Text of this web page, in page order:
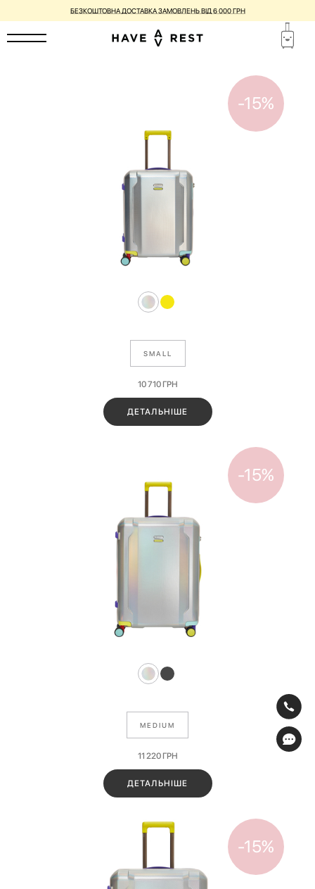
БЕЗКОШТОВНА ДОСТАВКА ЗАМОВЛЕНЬ ВІД 6 000 ГРН
-15%
SMALL
10 710 ГРН
ДЕТАЛЬНІШЕ
-15%
MEDIUM
11 220 ГРН
ДЕТАЛЬНІШЕ
-15%